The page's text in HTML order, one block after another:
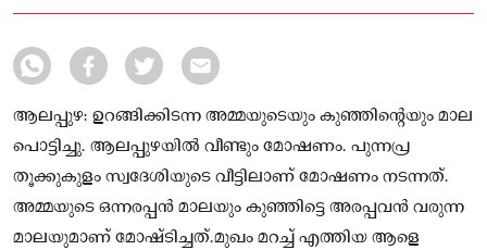
വീടുകളിലാണ്കയറിയത്
ആലപ്പുഴ: ഉറങ്ങിക്കിടന്ന അമ്മയുടെയും കുഞ്ഞിൻ്റെയും മാല
പൊട്ടിച്ചു. ആലപ്പുഴയില്‍ വീണ്ടും മോഷണം. പുന്നപ്ര
തൂക്കുകുളം സ്വദേശിയുടെ വീട്ടിലാണ് മോഷണം നടന്നത്.
അമ്മയുടെ ഒന്നരപ്പൻ മാലയും കുഞ്ഞിട്ടെ അരപ്പവൻ വരുന്ന
മാലയുമാണ് മോഷ്ടിച്ചത്.മുഖം മറച്ച്‌ എത്തിയ ആളെ